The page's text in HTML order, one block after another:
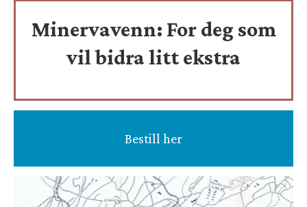
Minervavenn: For deg som
vil bidra litt ekstra
Bestill her